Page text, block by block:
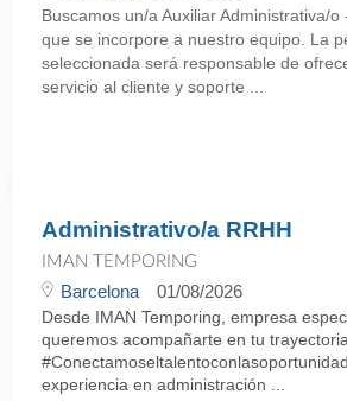
Buscamos un/a Auxiliar Administrativa/o
que se incorpore a nuestro equipo. La
seleccionada será responsable de
servicio al cliente y soporte ...
Administrativo/a RRHH
IMAN TEMPORING
Barcelona 01/08/2026
Desde IMAN Temporing, empresa
queremos acompañarte en tu
experiencia en administración ...